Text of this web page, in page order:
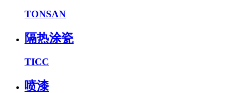
TONSAN
隔热涂瓷
TICC
喷漆